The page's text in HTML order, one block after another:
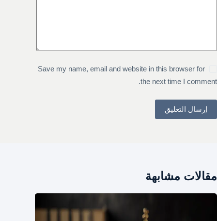
Save my name, email and website in this browser for
the next time I comment.
إرسال التعليق
مقالات مشابهة